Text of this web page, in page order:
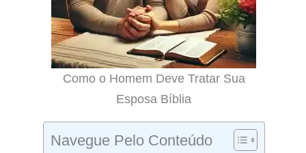
Como o Homem Deve Tratar Sua
Esposa Bíblia
Navegue Pelo Conteúdo